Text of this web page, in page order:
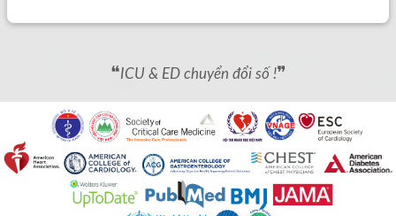
❝ICU & ED chuyển đổi số !❞